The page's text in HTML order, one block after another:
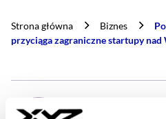
Strona główna Biznes
przyciąga zagraniczne startupy nad